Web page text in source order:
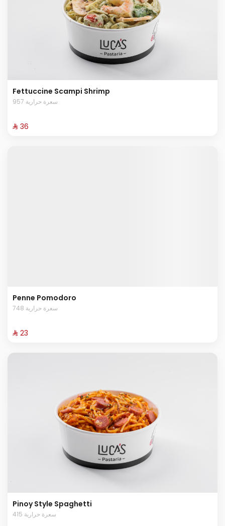
Fettuccine Scampi Shrimp
957 سعرة حرارية
⁨⁦‪‬ 36⁩
Penne Pomodoro
748 سعرة حرارية
⁨⁦‪‬ 23⁩
Pinoy Style Spaghetti
415 سعرة حرارية